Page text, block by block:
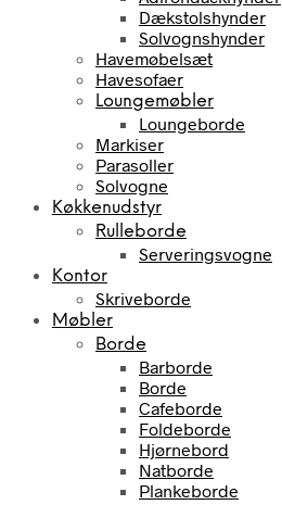
Dækstolshynder
Solvognshynder
Havemøbelsæt
Havesofaer
Loungemøbler
Loungeborde
Markiser
Parasoller
Solvogne
Køkkenudstyr
Rulleborde
Serveringsvogne
Kontor
Skriveborde
Møbler
Borde
Barborde
Borde
Cafeborde
Foldeborde
Hjørnebord
Natborde
Plankeborde